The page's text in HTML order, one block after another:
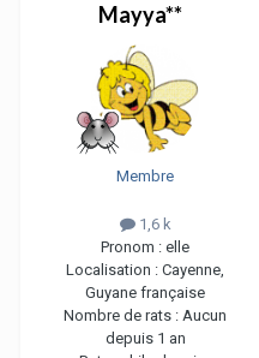
Mayya**
Membre
1,6 k
Pronom : elle
Localisation : Cayenne,
Guyane française
Nombre de rats : Aucun
depuis 1 an